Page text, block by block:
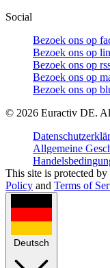
Social
Bezoek ons op
Bezoek ons op
Bezoek ons op
Bezoek ons op
Bezoek ons op
© 2026 Euractiv DE.
Allgemeine
This site is protected
Policy and Terms of
Deutsch